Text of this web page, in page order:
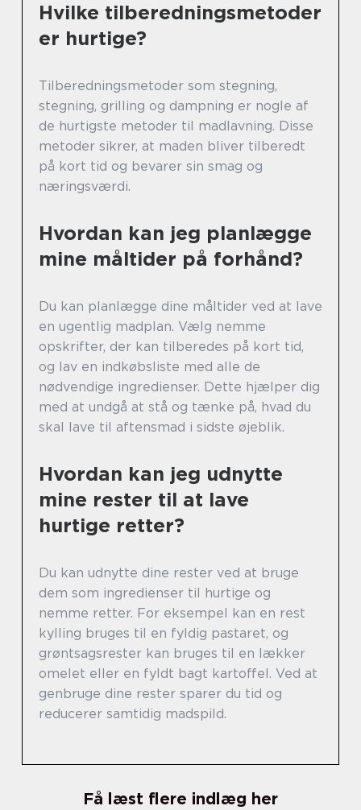
Hvilke tilberedningsmetoder
er hurtige?
Tilberedningsmetoder som stegning,
stegning, grilling og dampning er nogle af
de hurtigste metoder til madlavning. Disse
metoder sikrer, at maden bliver tilberedt
på kort tid og bevarer sin smag og
næringsværdi.
Hvordan kan jeg planlægge
mine måltider på forhånd?
Du kan planlægge dine måltider ved at lave
en ugentlig madplan. Vælg nemme
opskrifter, der kan tilberedes på kort tid,
og lav en indkøbsliste med alle de
nødvendige ingredienser. Dette hjælper dig
med at undgå at stå og tænke på, hvad du
skal lave til aftensmad i sidste øjeblik.
Hvordan kan jeg udnytte
mine rester til at lave
hurtige retter?
Du kan udnytte dine rester ved at bruge
dem som ingredienser til hurtige og
nemme retter. For eksempel kan en rest
kylling bruges til en fyldig pastaret, og
grøntsagsrester kan bruges til en lækker
omelet eller en fyldt bagt kartoffel. Ved at
genbruge dine rester sparer du tid og
reducerer samtidig madspild.
Få læst flere indlæg her